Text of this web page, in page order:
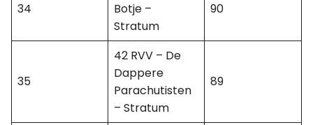
34
Botje –
Stratum
90
35
42 RVV – De
Dappere
Parachutisten
– Stratum
89